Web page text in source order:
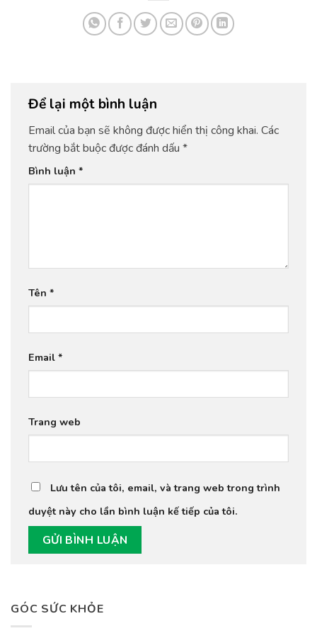
GÓC SỨC KHỎE
Để lại một bình luận
Email của bạn sẽ không được hiển thị công khai. Các
trường bắt buộc được đánh dấu *
Bình luận *
Tên *
Email *
Trang web
Lưu tên của tôi, email, và trang web trong trình
duyệt này cho lần bình luận kế tiếp của tôi.